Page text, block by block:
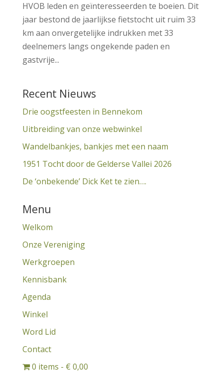
HVOB leden en geïnteresseerden te boeien. Dit
jaar bestond de jaarlijkse fietstocht uit ruim 33
km aan onvergetelijke indrukken met 33
deelnemers langs ongekende paden en
gastvrije...
Recent Nieuws
Drie oogstfeesten in Bennekom
Uitbreiding van onze webwinkel
Wandelbankjes, bankjes met een naam
1951 Tocht door de Gelderse Vallei 2026
De ‘onbekende’ Dick Ket te zien….
Menu
Welkom
Onze Vereniging
Werkgroepen
Kennisbank
Agenda
Winkel
Word Lid
Contact
0 items
€ 0,00